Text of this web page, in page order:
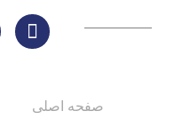
صفحه اصلی